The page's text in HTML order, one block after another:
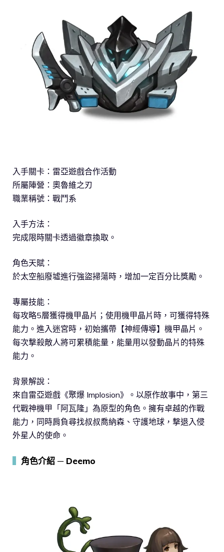
入手關卡：雷亞遊戲合作活動
所屬陣營：奧魯維之刃
職業稱號：戰鬥系
入手方法：
完成限時關卡透過徽章換取。
角色天賦：
於太空船廢墟進行強盜掃蕩時，增加一定百分比獎勵。
專屬技能：
每攻略5層獲得機甲晶片；使用機甲晶片時，可獲得特殊
能力。進入迷宮時，初始攜帶【神經傳導】機甲晶片。
每次撃殺敵人將可累積能量，能量用以發動晶片的特殊
能力。
背景解說：
來自雷亞遊戲《聚爆 Implosion》。以原作故事中，第三
代戰神機甲「阿瓦隆」為原型的角色。擁有卓越的作戰
能力，同時肩負尋找叔叔喬納森、守護地球，撃退入侵
外星人的使命。
角色介紹 ─ Deemo